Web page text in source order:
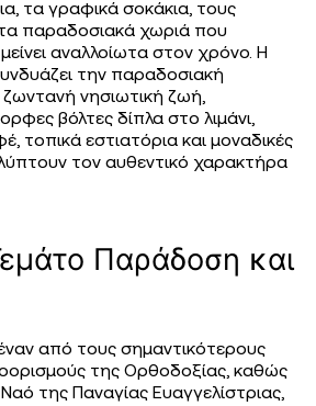
τα γραφικά σοκάκια, τους
παραδοσιακά χωριά που
αναλλοίωτα στον χρόνο. Η
την παραδοσιακή
νησιωτική ζωή,
βόλτες δίπλα στο λιμάνι,
τοπικά εστιατόρια και μοναδικές
τον αυθεντικό χαρακτήρα
Παράδοση και
από τους σημαντικότερους
της Ορθοδοξίας, καθώς
Ναό της Παναγίας Ευαγγελίστριας,